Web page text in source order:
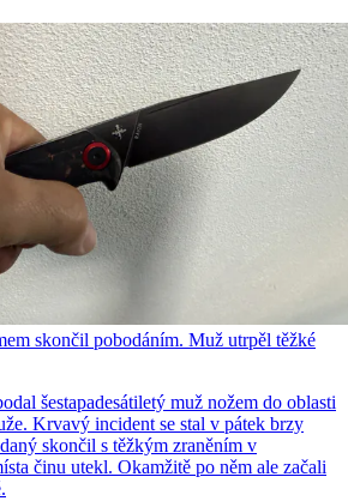
skončil pobodáním. Muž utrpěl těžké
šestapadesátiletý muž nožem do oblasti
Krvavý incident se stal v pátek brzy
skončil s těžkým zraněním v
činu utekl. Okamžitě po něm ale začali